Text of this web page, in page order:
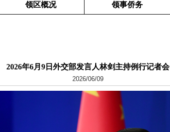
领区概况 领事侨务
2026年6月9日外交部发言人林剑主持例行记者会
2026/06/09